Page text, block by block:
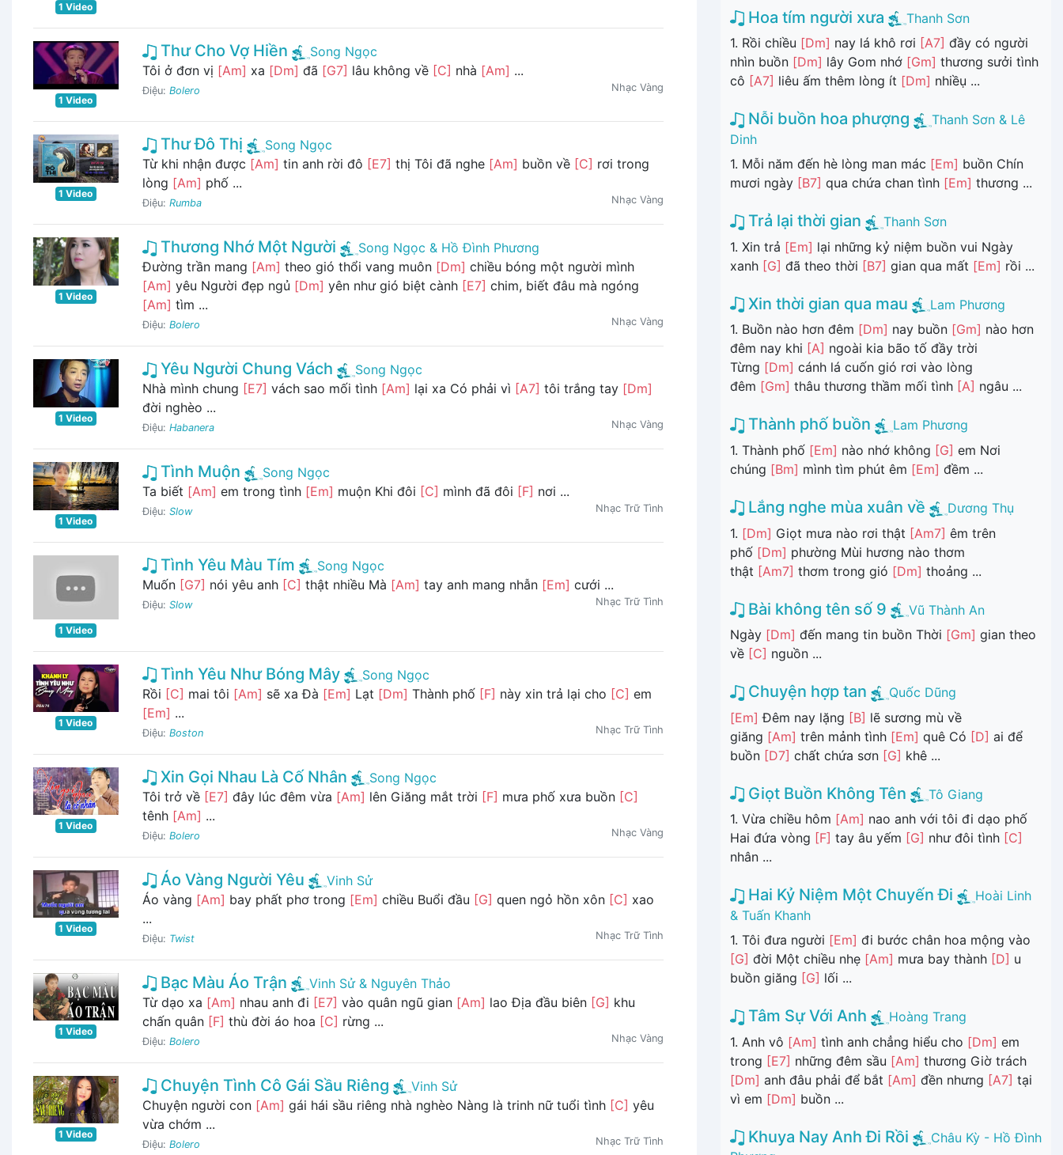
1 Video
1 Video
Thư Cho Vợ Hiền
Song Ngọc
Tôi ở đơn vị [Am] xa [Dm] đã [G7] lâu không về [C] nhà [Am] ...
Điệu: Bolero Nhạc Vàng
1 Video
Thư Đô Thị
Song Ngọc
Từ khi nhận được [Am] tin anh rời đô [E7] thị Tôi đã nghe [Am] buồn về [C] rơi trong
lòng [Am] phố ...
Điệu: Rumba Nhạc Vàng
1 Video
Thương Nhớ Một Người
Song Ngọc & Hồ Đình Phương
Đường trần mang [Am] theo gió thổi vang muôn [Dm] chiều bóng một người mình
[Am] yêu Người đẹp ngủ [Dm] yên như gió biệt cành [E7] chim, biết đâu mà ngóng
[Am] tìm ...
Điệu: Bolero Nhạc Vàng
1 Video
Yêu Người Chung Vách
Song Ngọc
Nhà mình chung [E7] vách sao mối tình [Am] lại xa Có phải vì [A7] tôi trắng tay [Dm]
đời nghèo ...
Điệu: Habanera Nhạc Vàng
1 Video
Tình Muộn
Song Ngọc
Ta biết [Am] em trong tình [Em] muộn Khi đôi [C] mình đã đôi [F] nơi ...
Điệu: Slow Nhạc Trữ Tình
1 Video
Tình Yêu Màu Tím
Song Ngọc
Muốn [G7] nói yêu anh [C] thật nhiều Mà [Am] tay anh mang nhẫn [Em] cưới ...
Điệu: Slow Nhạc Trữ Tình
1 Video
Tình Yêu Như Bóng Mây
Song Ngọc
Rồi [C] mai tôi [Am] sẽ xa Đà [Em] Lạt [Dm] Thành phố [F] này xin trả lại cho [C] em
[Em] ...
Điệu: Boston Nhạc Trữ Tình
1 Video
Xin Gọi Nhau Là Cố Nhân
Song Ngọc
Tôi trở về [E7] đây lúc đêm vừa [Am] lên Giăng mắt trời [F] mưa phố xưa buồn [C]
tênh [Am] ...
Điệu: Bolero Nhạc Vàng
1 Video
Áo Vàng Người Yêu
Vinh Sử
Áo vàng [Am] bay phất phơ trong [Em] chiều Buổi đầu [G] quen ngỏ hồn xôn [C] xao
...
Điệu: Twist Nhạc Trữ Tình
1 Video
Bạc Màu Áo Trận
Vinh Sử & Nguyên Thảo
Từ dạo xa [Am] nhau anh đi [E7] vào quân ngũ gian [Am] lao Địa đầu biên [G] khu
chấn quân [F] thù đời áo hoa [C] rừng ...
Điệu: Bolero Nhạc Vàng
1 Video
Chuyện Tình Cô Gái Sầu Riêng
Vinh Sử
Chuyện người con [Am] gái hái sầu riêng nhà nghèo Nàng là trinh nữ tuổi tình [C] yêu
vừa chớm ...
Điệu: Bolero Nhạc Trữ Tình
Hoa tím người xưa
Thanh Sơn
1. Rồi chiều [Dm] nay lá khô rơi [A7] đầy có người
nhìn buồn [Dm] lây Gom nhớ [Gm] thương sưởi tình
cô [A7] liêu ấm thêm lòng ít [Dm] nhiềụ ...
Nỗi buồn hoa phượng
Thanh Sơn & Lê
Dinh
1. Mỗi năm đến hè lòng man mác [Em] buồn Chín
mươi ngày [B7] qua chứa chan tình [Em] thương ...
Trả lại thời gian
Thanh Sơn
1. Xin trả [Em] lại những kỷ niệm buồn vui Ngày
xanh [G] đã theo thời [B7] gian qua mất [Em] rồi ...
Xin thời gian qua mau
Lam Phương
1. Buồn nào hơn đêm [Dm] nay buồn [Gm] nào hơn
đêm nay khi [A] ngoài kia bão tố đầy trời
Từng [Dm] cánh lá cuốn gió rơi vào lòng
đêm [Gm] thâu thương thầm mối tình [A] ngâu ...
Thành phố buồn
Lam Phương
1. Thành phố [Em] nào nhớ không [G] em Nơi
chúng [Bm] mình tìm phút êm [Em] đềm ...
Lắng nghe mùa xuân về
Dương Thụ
1. [Dm] Giọt mưa nào rơi thật [Am7] êm trên
phố [Dm] phường Mùi hương nào thơm
thật [Am7] thơm trong gió [Dm] thoảng ...
Bài không tên số 9
Vũ Thành An
Ngày [Dm] đến mang tin buồn Thời [Gm] gian theo
về [C] nguồn ...
Chuyện hợp tan
Quốc Dũng
[Em] Đêm nay lặng [B] lẽ sương mù về
giăng [Am] trên mảnh tình [Em] quê Có [D] ai để
buồn [D7] chất chứa sơn [G] khê ...
Giọt Buồn Không Tên
Tô Giang
1. Vừa chiều hôm [Am] nao anh với tôi đi dạo phố
Hai đứa vòng [F] tay âu yếm [G] như đôi tình [C]
nhân ...
Hai Kỷ Niệm Một Chuyến Đi
Hoài Linh
& Tuấn Khanh
1. Tôi đưa người [Em] đi bước chân hoa mộng vào
[G] đời Một chiều nhẹ [Am] mưa bay thành [D] u
buồn giăng [G] lối ...
Tâm Sự Với Anh
Hoàng Trang
1. Anh vô [Am] tình anh chẳng hiểu cho [Dm] em
trong [E7] những đêm sầu [Am] thương Giờ trách
[Dm] anh đâu phải để bắt [Am] đền nhưng [A7] tại
vì em [Dm] buồn ...
Khuya Nay Anh Đi Rồi
Châu Kỳ - Hồ Đình